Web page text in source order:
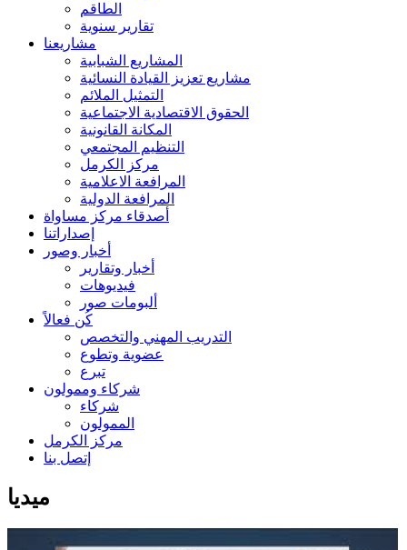
الطاقم
تقارير سنوية
مشاريعنا
المشاريع الشبابية
مشاريع تعزيز القيادة النسائية
التمثيل الملائم
الحقوق الاقتصادية الاجتماعية
المكانة القانونية
التنظيم المجتمعي
مركز الكرمل
المرافعة الاعلامية
المرافعة الدولية
أصدقاء مركز مساواة
إصداراتنا
أخبار وصور
أخبار وتقارير
فيديوهات
ألبومات صور
كُن فعالاً
التدريب المهني والتخصص
عضوية وتطوع
تبرع
شركاء وممولون
شركاء
الممولون
مركز الكرمل
إتصل بنا
ميديا